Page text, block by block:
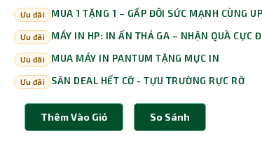
Ưu đãi MUA 1 TẶNG 1 – GẤP ĐÔI SỨC MẠNH CÙNG
Ưu đãi MÁY IN HP: IN ẤN THẢ GA – NHẬN QUÀ CỰC
Ưu đãi MUA MÁY IN PANTUM TẶNG MỰC IN
Ưu đãi SĂN DEAL HẾT CỠ - TỰU TRƯỜNG RỰC RỠ
Thêm Vào Giỏ So Sánh